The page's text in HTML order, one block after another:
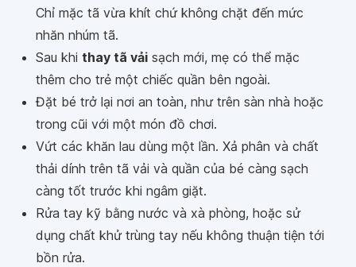
Chỉ mặc tã vừa khít chứ không chặt đến mức
nhăn nhúm tã.
Sau khi thay tã vải sạch mới, mẹ có thể mặc
thêm cho trẻ một chiếc quần bên ngoài.
Đặt bé trở lại nơi an toàn, như trên sàn nhà hoặc
trong cũi với một món đồ chơi.
Vứt các khăn lau dùng một lần. Xả phân và chất
thải dính trên tã vải và quần của bé càng sạch
càng tốt trước khi ngâm giặt.
Rửa tay kỹ bằng nước và xà phòng, hoặc sử
dụng chất khử trùng tay nếu không thuận tiện tới
bồn rửa.